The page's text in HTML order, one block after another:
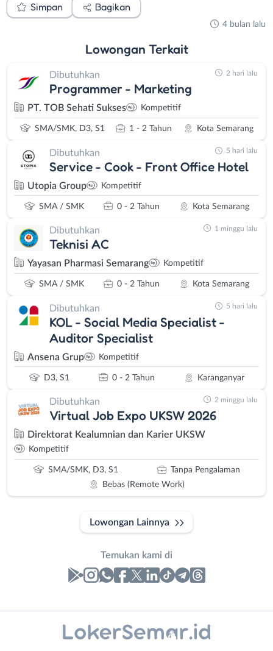
Simpan Bagikan
4 bulan lalu
Lowongan Terkait
Dibutuhkan
Programmer - Marketing
PT. TOB Sehati Sukses Kompetitif
SMA/SMK, D3, S1 1 - 2 Tahun Kota Semarang
2 hari lalu
Dibutuhkan
Service - Cook - Front Office Hotel
Utopia Group Kompetitif
SMA / SMK 0 - 2 Tahun Kota Semarang
5 hari lalu
Dibutuhkan
Teknisi AC
Yayasan Pharmasi Semarang Kompetitif
SMA / SMK 0 - 2 Tahun Kota Semarang
1 minggu lalu
Dibutuhkan
KOL - Social Media Specialist -
Auditor Specialist
Ansena Grup Kompetitif
D3, S1 0 - 2 Tahun Karanganyar
5 hari lalu
Dibutuhkan
Virtual Job Expo UKSW 2026
Direktorat Kealumnian dan Karier UKSW
Kompetitif
SMA/SMK, D3, S1
Tanpa Pengalaman
Bebas (Remote Work)
2 minggu lalu
Lowongan Lainnya
Temukan kami di